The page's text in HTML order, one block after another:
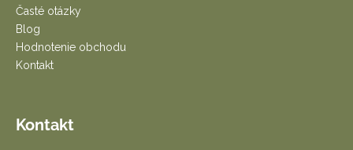
Časté otázky
Blog
Hodnotenie obchodu
Kontakt
Kontakt